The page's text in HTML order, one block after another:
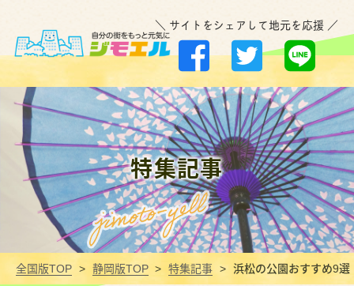
＼ サイトをシェアして地元を応援 ／
特集記事
全国版TOP 静岡版TOP 特集記事 浜松の公園おすすめ9